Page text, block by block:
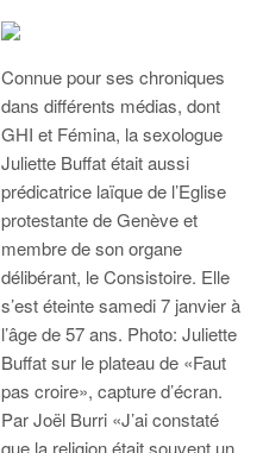
Connue pour ses chroniques
dans différents médias, dont
GHI et Fémina, la sexologue
Juliette Buffat était aussi
prédicatrice laïque de l’Eglise
protestante de Genève et
membre de son organe
délibérant, le Consistoire. Elle
s’est éteinte samedi 7 janvier à
l’âge de 57 ans. Photo: Juliette
Buffat sur le plateau de «Faut
pas croire», capture d’écran.
Par Joël Burri «J’ai constaté
que la religion était souvent un